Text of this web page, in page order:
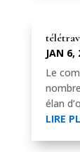
JAN 6,
Le
élan
LIRE